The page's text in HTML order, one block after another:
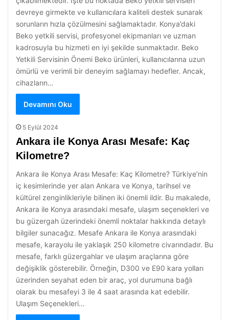
devreye girmekte ve kullanıcılara kaliteli destek sunarak
sorunların hızla çözülmesini sağlamaktadır. Konya’daki
Beko yetkili servisi, profesyonel ekipmanları ve uzman
kadrosuyla bu hizmeti en iyi şekilde sunmaktadır. Beko
Yetkili Servisinin Önemi Beko ürünleri, kullanıcılarına uzun
ömürlü ve verimli bir deneyim sağlamayı hedefler. Ancak,
cihazların…
Devamını Oku
5 Eylül 2024
Ankara ile Konya Arası Mesafe: Kaç
Kilometre?
Ankara ile Konya Arası Mesafe: Kaç Kilometre? Türkiye’nin
iç kesimlerinde yer alan Ankara ve Konya, tarihsel ve
kültürel zenginlikleriyle bilinen iki önemli ildir. Bu makalede,
Ankara ile Konya arasındaki mesafe, ulaşım seçenekleri ve
bu güzergah üzerindeki önemli noktalar hakkında detaylı
bilgiler sunacağız. Mesafe Ankara ile Konya arasındaki
mesafe, karayolu ile yaklaşık 250 kilometre civarındadır. Bu
mesafe, farklı güzergahlar ve ulaşım araçlarına göre
değişiklik gösterebilir. Örneğin, D300 ve E90 kara yolları
üzerinden seyahat eden bir araç, yol durumuna bağlı
olarak bu mesafeyi 3 ile 4 saat arasında kat edebilir.
Ulaşım Seçenekleri…